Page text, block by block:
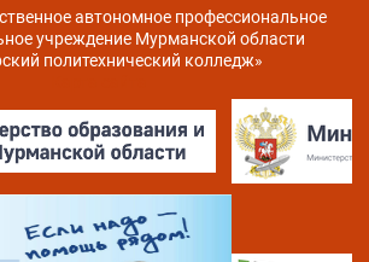
автономное профессиональное
учреждение Мурманской области
политехнический колледж»